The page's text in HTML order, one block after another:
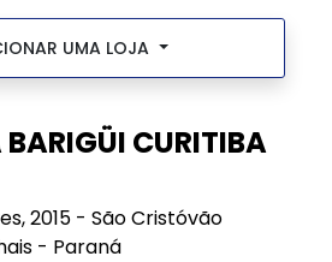
UMA LOJA
CURITIBA
2015 - São Cristóvão
- Paraná